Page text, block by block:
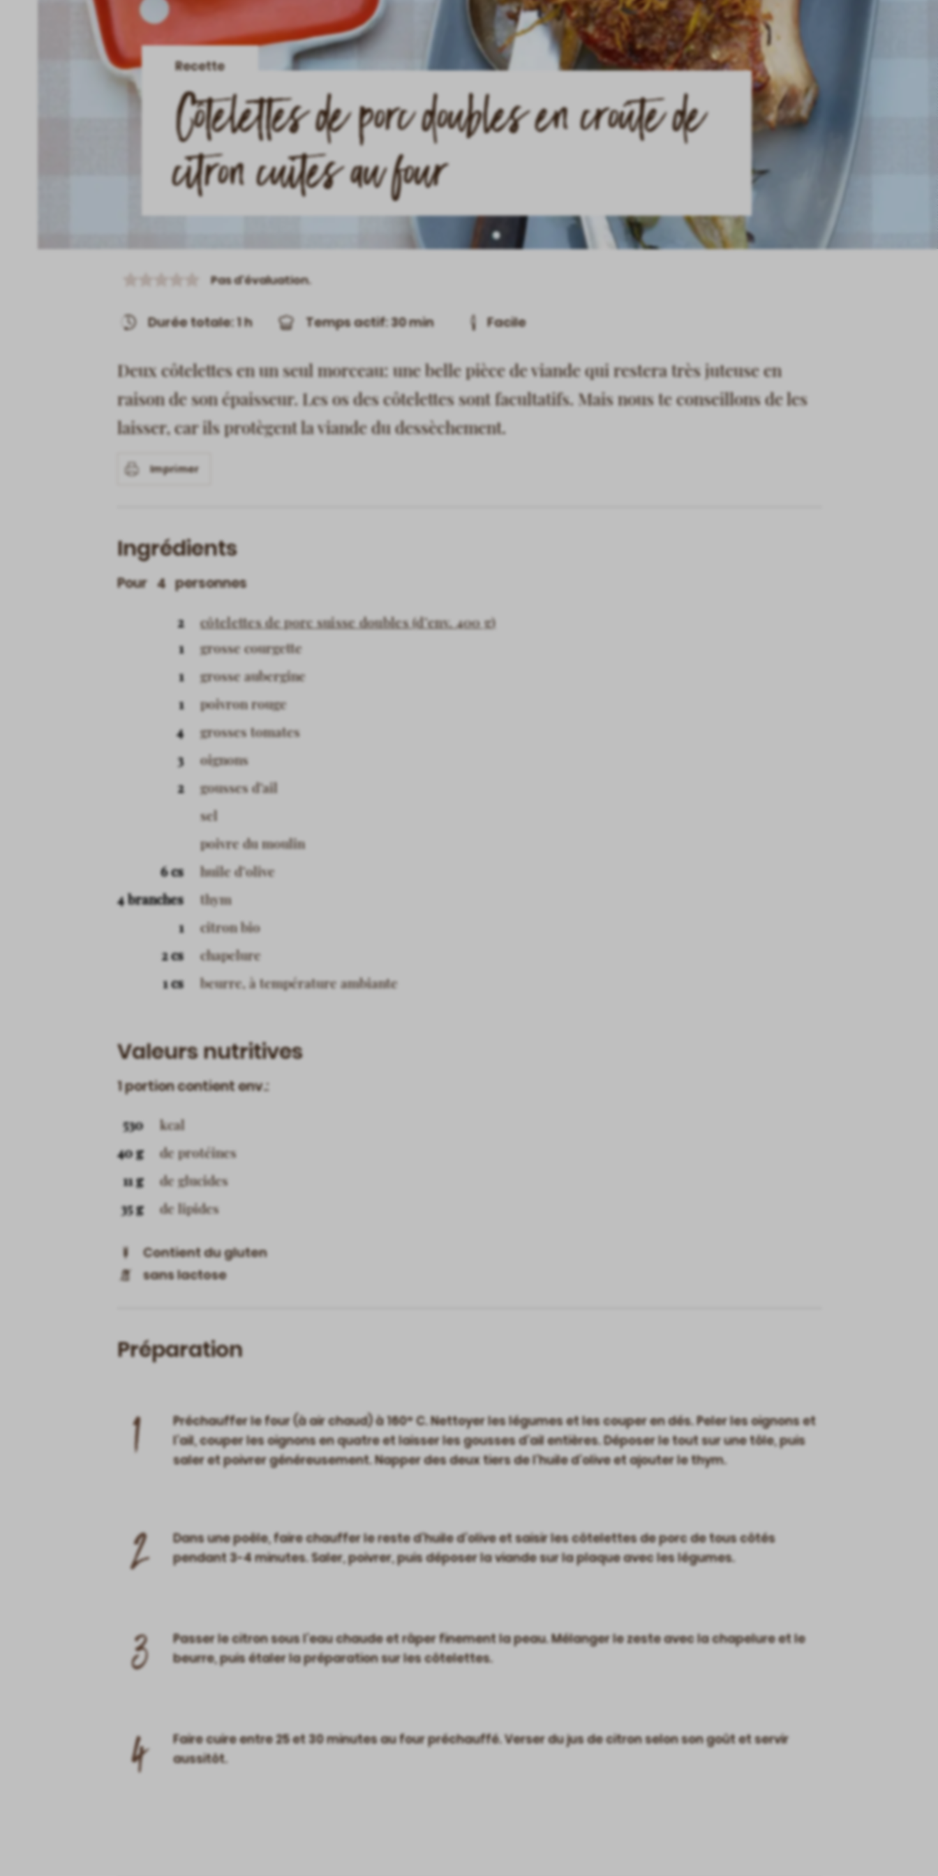
Recette
Côtelettes de porc doubles en croûte de
citron cuites au four
Pas d'évaluation.
Durée totale: 1 h Temps actif: 30 min Facile
Deux côtelettes en un seul morceau: une belle pièce de viande qui restera très juteuse en
raison de son épaisseur. Les os des côtelettes sont facultatifs. Mais nous te conseillons de les
laisser, car ils protègent la viande du dessèchement.
Imprimer
Ingrédients
Pour
4 personnes
2
côtelettes de porc suisse doubles (d’env. 400 g)
1
grosse courgette
1
grosse aubergine
1
poivron rouge
4
grosses tomates
3
oignons
2
gousses d’ail
sel
poivre du moulin
6 cs
huile d’olive
4 branches
thym
1
citron bio
2 cs
chapelure
1 cs
beurre, à température ambiante
Valeurs nutritives
1 portion contient env.:
530
kcal
40 g
de protéines
11 g
de glucides
35 g
de lipides
Contient du gluten
sans lactose
Préparation
1
Préchauffer le four (à air chaud) à 160° C. Nettoyer les légumes et les couper en dés. Peler les oignons et
l’ail, couper les oignons en quatre et laisser les gousses d’ail entières. Déposer le tout sur une tôle, puis
saler et poivrer généreusement. Napper des deux tiers de l’huile d’olive et ajouter le thym.
2
Dans une poêle, faire chauffer le reste d’huile d’olive et saisir les côtelettes de porc de tous côtés
pendant 3-4 minutes. Saler, poivrer, puis déposer la viande sur la plaque avec les légumes.
3
Passer le citron sous l’eau chaude et râper finement la peau. Mélanger le zeste avec la chapelure et le
beurre, puis étaler la préparation sur les côtelettes.
4
Faire cuire entre 25 et 30 minutes au four préchauffé. Verser du jus de citron selon son goût et servir
aussitôt.